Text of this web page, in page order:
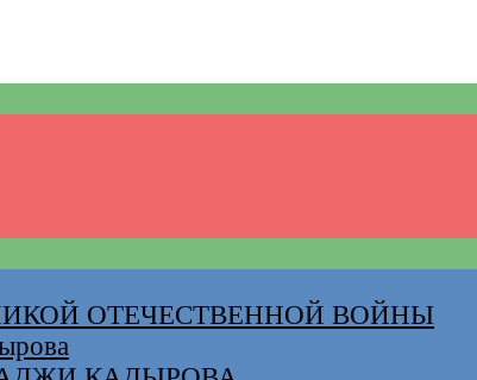
ОТЕЧЕСТВЕННОЙ ВОЙНЫ